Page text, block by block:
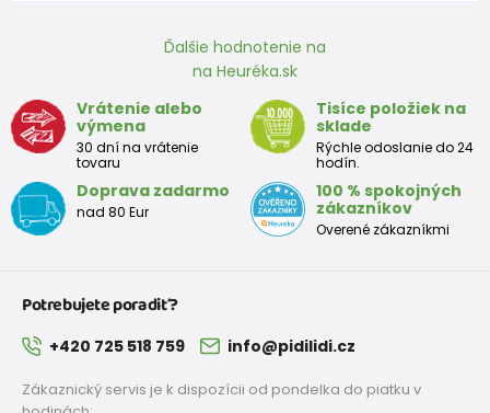
Ďalšie hodnotenie na
na Heuréka.sk
Vrátenie alebo
výmena
30 dní na vrátenie
tovaru
Tisíce položiek na
sklade
Rýchle odoslanie do 24
hodín.
Doprava zadarmo
nad 80 Eur
100 % spokojných
zákazníkov
Overené zákazníkmi
Potrebujete poradiť?
+420 725 518 759 info@pidilidi.cz
Zákaznický servis je k dispozícii od pondelka do piatku v